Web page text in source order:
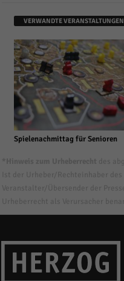
VERWANDTE VERANSTALTUNGEN
Spielenachmittag für Senioren